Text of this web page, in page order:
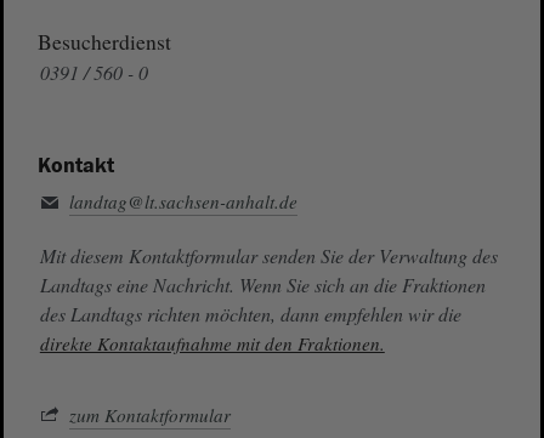
Besucherdienst
0391 / 560 - 0
Kontakt
landtag@lt.sachsen-anhalt.de
Mit diesem Kontaktformular senden Sie der Verwaltung des
Landtags eine Nachricht. Wenn Sie sich an die Fraktionen
des Landtags richten möchten, dann empfehlen wir die
direkte Kontaktaufnahme mit den Fraktionen.
zum Kontaktformular